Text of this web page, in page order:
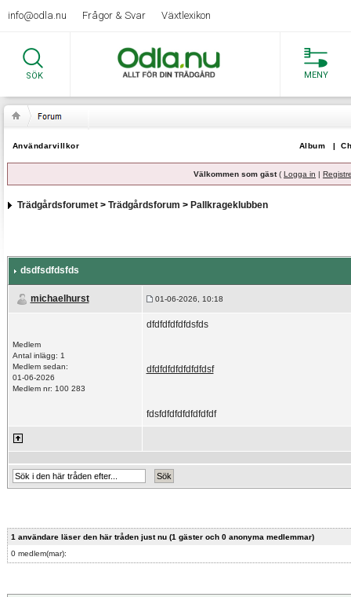
info@odla.nu Frågor & Svar Växtlexikon
SÖK MENY
Användarvillkor Album |
Välkommen som gäst( Logga in |
Trädgårdsforumet> Trädgårdsforum > Pallkrageklubben
dsdfsdfdsfds
michaelhurst 01-06-2026, 10:18
Medlem
Antal inlägg: 1
Medlem sedan:
01-06-2026
Medlem nr: 100 283
dfdfdfdfdfdsfds
dfdfdfdfdfdfdfdsf
fdsfdfdfdfdfdfdfdf
1 användare läser den här tråden just nu (1 gäster och 0 anonyma medlemmar)
0 medlem(mar):